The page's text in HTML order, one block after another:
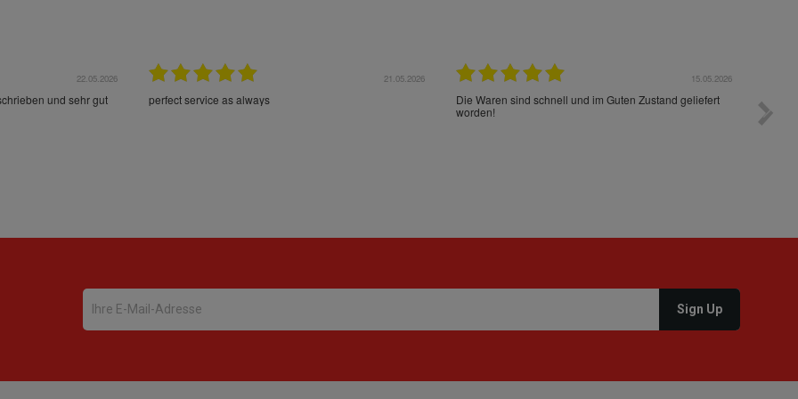
22.05.2026
und sehr gut
21.05.2026
perfect service as always
15.05.2026
Die Waren sind schnell und im Guten Zustand geliefert
worden!